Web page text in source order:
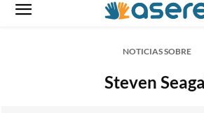
NOTICIAS SOBRE
Steven